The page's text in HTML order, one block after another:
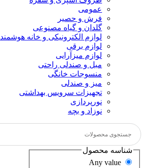
عمومی
فرش و حصیر
گلدان و گیاه مصنوعی
لوازم الکترونیکی و خانه هوشمند
لوازم برقی
لوازم میزآرایی
مبل و صندلی راحتی
منسوجات خانگی
میز و صندلی
تجهیزات سرویس بهداشتی
نورپردازی
نوزاد و بچه
شناسه محصول